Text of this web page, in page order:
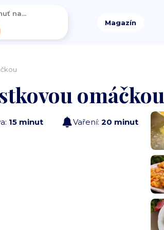
Magazín
omáčkou
15 minut Vaření: 20 minut